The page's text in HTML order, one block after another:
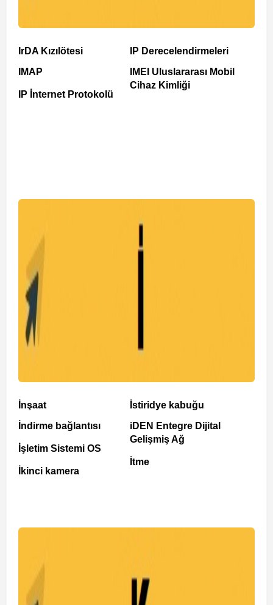
IrDA Kızılötesi
IMAP
IP İnternet Protokolü
IP Derecelendirmeleri
IMEI Uluslararası Mobil
Cihaz Kimliği
İnşaat
İndirme bağlantısı
İşletim Sistemi OS
İkinci kamera
İstiridye kabuğu
iDEN Entegre Dijital
Gelişmiş Ağ
İtme